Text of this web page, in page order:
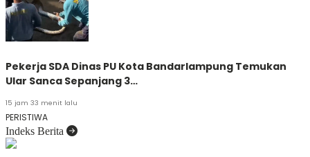
Pekerja SDA Dinas PU Kota Bandarlampung Temukan
Ular Sanca Sepanjang 3…
15 jam 33 menit lalu
PERISTIWA
Indeks Berita